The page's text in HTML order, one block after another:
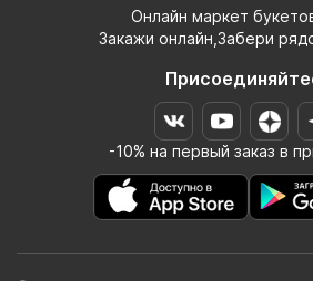
Онлайн маркет
Закажи онлайн,Забери
-10% на первый заказ в